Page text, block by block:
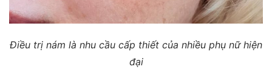
Điều trị nám là nhu cầu cấp thiết của nhiều phụ nữ hiện
đại